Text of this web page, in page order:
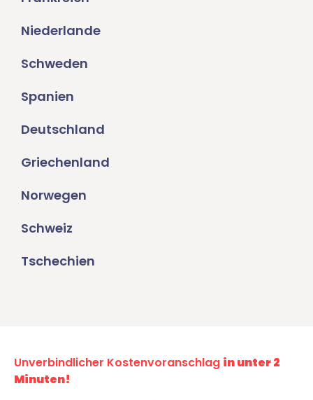
Niederlande
Schweden
Spanien
Deutschland
Griechenland
Norwegen
Schweiz
Tschechien
Unverbindlicher Kostenvoranschlag in unter 2
Minuten!